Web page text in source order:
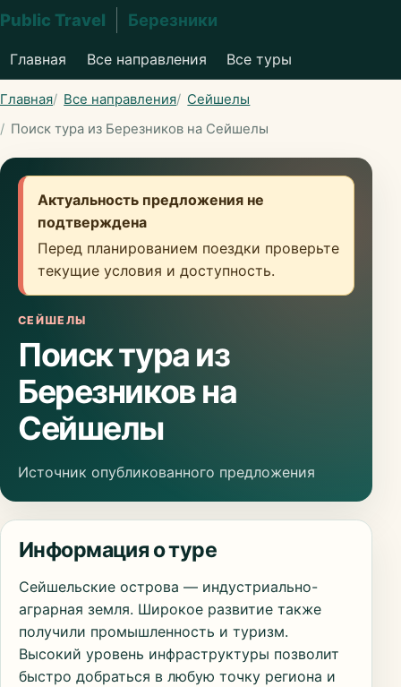
Public Travel Березники
Главная Все направления Все туры
Главная Все направления
Сейшелы
Поиск тура из Березников на Сейшелы
Актуальность предложения не
подтверждена
Перед планированием поездки проверьте
текущие условия и доступность.
СЕЙШЕЛЫ
Поиск тура из
Березников на
Сейшелы
Источник опубликованного предложения
Информация о туре
Сейшельские острова — индустриально-
аграрная земля. Широкое развитие также
получили промышленность и туризм.
Высокий уровень инфраструктуры позволит
быстро добраться в любую точку региона и